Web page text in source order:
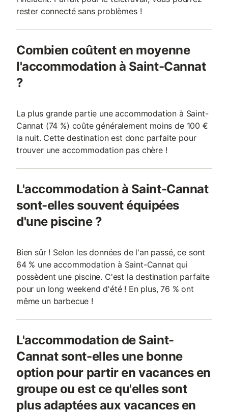
rester connecté sans problèmes !
Combien coûtent en moyenne
l'accommodation à Saint-Cannat
?
La plus grande partie une accommodation à Saint-
Cannat (74 %) coûte généralement moins de 100 €
la nuit. Cette destination est donc parfaite pour
trouver une accommodation pas chère !
L'accommodation à Saint-Cannat
sont-elles souvent équipées
d'une piscine ?
Bien sûr ! Selon les données de l'an passé, ce sont
64 % une accommodation à Saint-Cannat qui
possèdent une piscine. C'est la destination parfaite
pour un long weekend d'été ! En plus, 76 % ont
même un barbecue !
L'accommodation de Saint-
Cannat sont-elles une bonne
option pour partir en vacances en
groupe ou est ce qu'elles sont
plus adaptées aux vacances en